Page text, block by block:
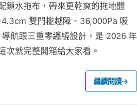
鎖水拖布，帶來更乾爽的拖地體
雙門檻越障、36,000Pa 吸
航跟三重零纏繞設計，是 2026 年
次就完整開箱給大家看。
繼續閱讀→